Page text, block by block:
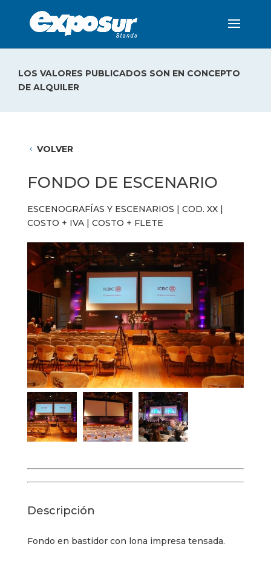
LOS VALORES PUBLICADOS SON EN CONCEPTO
DE ALQUILER
4 VOLVER
FONDO DE ESCENARIO
ESCENOGRAFÍAS Y ESCENARIOS | COD. XX |
COSTO + IVA | COSTO + FLETE
Descripción
Fondo en bastidor con lona impresa tensada.